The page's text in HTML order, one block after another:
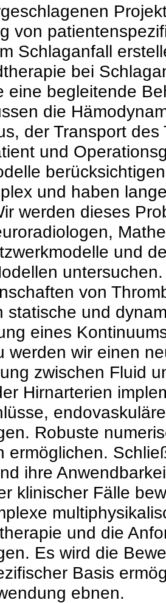
von
Schlaganfall
bei
eine begleitende
die
der Transport
und
und haben
werden dieses
und
von
statische und
eines
werden wir einen
zwischen Fluid
Hirnarterien
Robuste
ermöglichen.
ihre
klinischer Fälle
und die
Es wird die
Basis
ebnen.